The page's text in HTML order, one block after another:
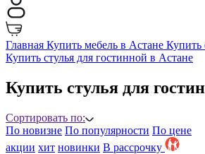
Главная Купить мебель в Астане Купить
Купить стулья для гостинной в Астане
Купить стулья для
Сортировать по:
По новизне По популярности По цене
акции хит новинки B рассрочку